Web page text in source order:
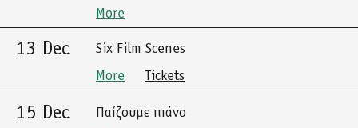
More
13 Dec
Six Film Scenes
More
Tickets
15 Dec
Παίζουμε πιάνο